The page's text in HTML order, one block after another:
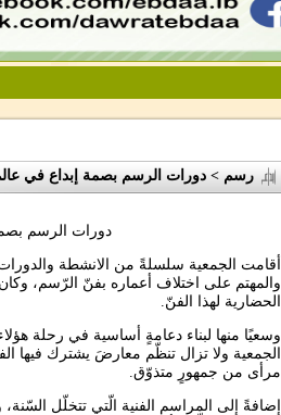
رسم > دورات الرسم بصمة إبداع في عالم
دورات الرسم
أقامت الجمعية سلسلةً من الانشطة
والمهتم على اختلاف أعماره بفنّ الرّسم،
الحضارية لهذا الفنّ.
وسعيًا منها لبناء دعامةٍ أساسية في رحلة هؤلاء
الجمعية ولا تزال تنظّم معارضَ يشترك فيها
مرأى من جمهورٍ متذوّق.
إضافةً إلى المراسم الفنية الّتي تتخلّل